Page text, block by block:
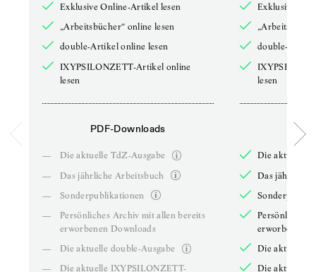
Exklusive Online-Artikel lesen
„Arbeitsbücher“ online lesen
double-Artikel online lesen
IXYPSILONZETT-Artikel online
lesen
PDF-Downloads
—
Die aktuelle TdZ-Ausgabe
—
Das jährliche Arbeitsbuch
—
Sonderpublikationen
—
Persönliches Archiv mit allen bereits
erworbenen Downloads
—
Die aktuelle double-Ausgabe
—
Die aktuelle IXYPSILONZETT-
Exklusive
double-
lesen
Die aktuelle
Das jährliche
Persönliches
erworbenen
Die aktuelle
Die aktuelle